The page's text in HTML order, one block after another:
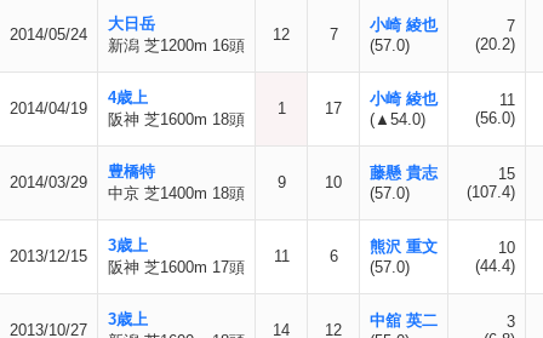
2014/05/24
大日岳
新潟 芝1200m 16頭
12 7
小崎 綾也
(57.0)
7
(20.2)
2014/04/19
4歳上
阪神 芝1600m 18頭
1 17
小崎 綾也
(▲54.0)
11
(56.0)
2014/03/29
豊橋特
中京 芝1400m 18頭
9 10
藤懸 貴志
(57.0)
15
(107.4)
2013/12/15
3歳上
阪神 芝1600m 17頭
11 6
熊沢 重文
(57.0)
10
(44.4)
2013/10/27
3歳上
14 12
中舘 英二
3